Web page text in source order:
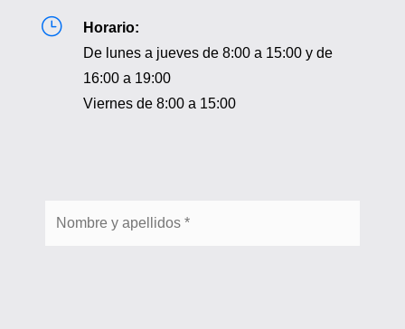
}
Horario:
De lunes a jueves de 8:00 a 15:00 y de
16:00 a 19:00
Viernes de 8:00 a 15:00